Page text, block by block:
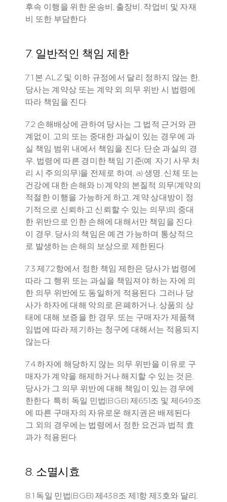
후속 이행을 위한 운송비, 출장비, 작업비 및 자재
비 또한 부담한다.
7. 일반적인 책임 제한
7.1 본 ALZ 및 이하 규정에서 달리 정하지 않는 한,
당사는 계약상 또는 계약 외 의무 위반 시 법령에
따라 책임을 진다.
7.2 손해배상에 관하여 당사는 그 법적 근거와 관
계없이, 고의 또는 중대한 과실이 있는 경우에 과
실 책임 범위 내에서 책임을 진다. 단순 과실의 경
우, 법령에 따른 경미한 책임 기준(예: 자기 사무 처
리 시 주의의무)을 전제로 하여, a) 생명, 신체 또는
건강에 대한 손해와 b) 계약의 본질적 의무(계약의
적절한 이행을 가능하게 하고, 계약 상대방이 정
기적으로 신뢰하고 신뢰할 수 있는 의무)의 중대
한 위반으로 인한 손해에 대해서만 책임을 진다.
이 경우, 당사의 책임은 예견 가능하며 통상적으
로 발생하는 손해의 보상으로 제한된다.
7.3 제7.2항에서 정한 책임 제한은 당사가 법령에
따라 그 행위 또는 과실을 책임져야 하는 자에 의
한 의무 위반에도 동일하게 적용된다. 그러나 당
사가 하자에 대해 악의로 은폐하거나, 상품의 상
태에 대해 보증을 한 경우, 또는 구매자가 제품책
임법에 따라 제기하는 청구에 대해서는 적용되지
않는다.
7.4 하자에 해당하지 않는 의무 위반을 이유로 구
매자가 계약을 해제하거나 해지할 수 있는 것은,
당사가 그 의무 위반에 대해 책임이 있는 경우에
한한다. 특히 독일 민법(BGB) 제651조 및 제649조
에 따른 구매자의 자유로운 해지권은 배제된다.
그 외의 경우에는 법령에서 정한 요건과 법적 효
과가 적용된다.
8. 소멸시효
8.1 독일 민법(BGB) 제438조 제1항 제3호와 달리,